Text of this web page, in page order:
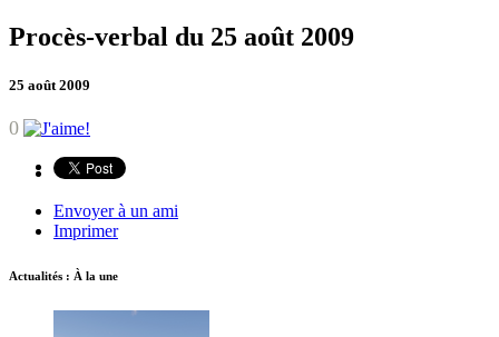
Procès-verbal du 25 août 2009
25 août 2009
0
Envoyer à un ami
Imprimer
Actualités : À la une